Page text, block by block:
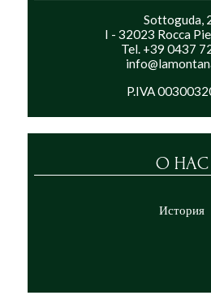
Sottoguda,
I - 32023 Rocca
Tel. +39 0437
P.IVA
О НАС
История